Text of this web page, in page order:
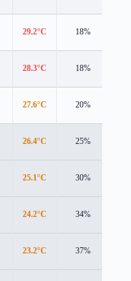
29.2°C 18%
28.3°C 18%
27.6°C 20%
26.4°C 25%
25.1°C 30%
24.2°C 34%
23.2°C 37%